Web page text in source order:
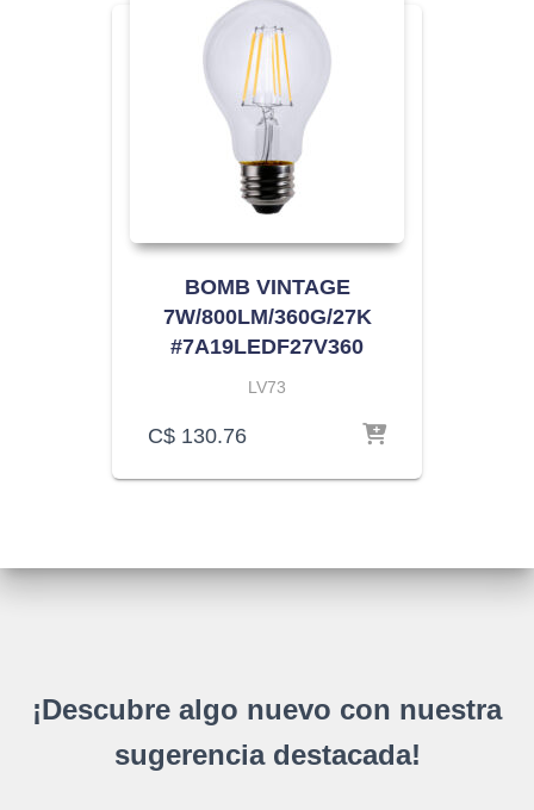
BOMB VINTAGE
7W/800LM/360G/27K
#7A19LEDF27V360
LV73
C$ 130.76
¡Descubre algo nuevo con nuestra
sugerencia destacada!